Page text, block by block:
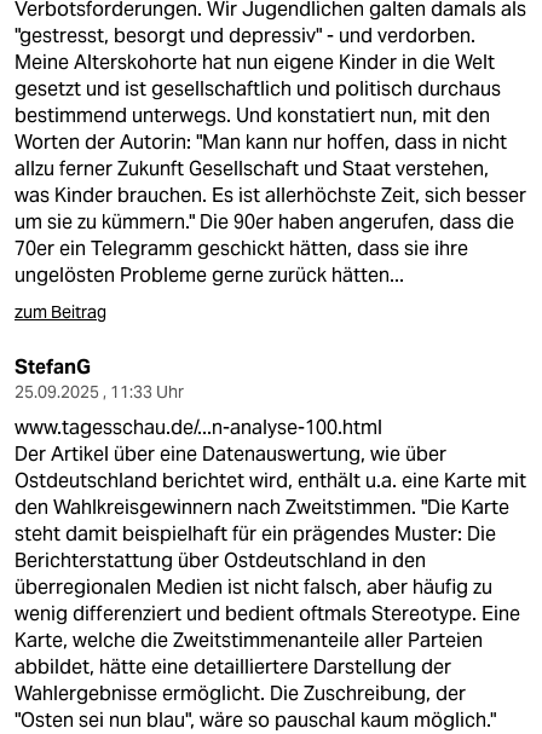
Verbotsforderungen. Wir Jugendlichen galten damals als
"gestresst, besorgt und depressiv" - und verdorben.
Meine Alterskohorte hat nun eigene Kinder in die Welt
gesetzt und ist gesellschaftlich und politisch durchaus
bestimmend unterwegs. Und konstatiert nun, mit den
Worten der Autorin: "Man kann nur hoffen, dass in nicht
allzu ferner Zukunft Gesellschaft und Staat verstehen,
was Kinder brauchen. Es ist allerhöchste Zeit, sich besser
um sie zu kümmern." Die 90er haben angerufen, dass die
70er ein Telegramm geschickt hätten, dass sie ihre
ungelösten Probleme gerne zurück hätten...
zum Beitrag
StefanG
25.09.2025 , 11:33 Uhr
www.tagesschau.de/...n-analyse-100.html
Der Artikel über eine Datenauswertung, wie über
Ostdeutschland berichtet wird, enthält u.a. eine Karte mit
den Wahlkreisgewinnern nach Zweitstimmen. "Die Karte
steht damit beispielhaft für ein prägendes Muster: Die
Berichterstattung über Ostdeutschland in den
überregionalen Medien ist nicht falsch, aber häufig zu
wenig differenziert und bedient oftmals Stereotype. Eine
Karte, welche die Zweitstimmenanteile aller Parteien
abbildet, hätte eine detailliertere Darstellung der
Wahlergebnisse ermöglicht. Die Zuschreibung, der
"Osten sei nun blau", wäre so pauschal kaum möglich."